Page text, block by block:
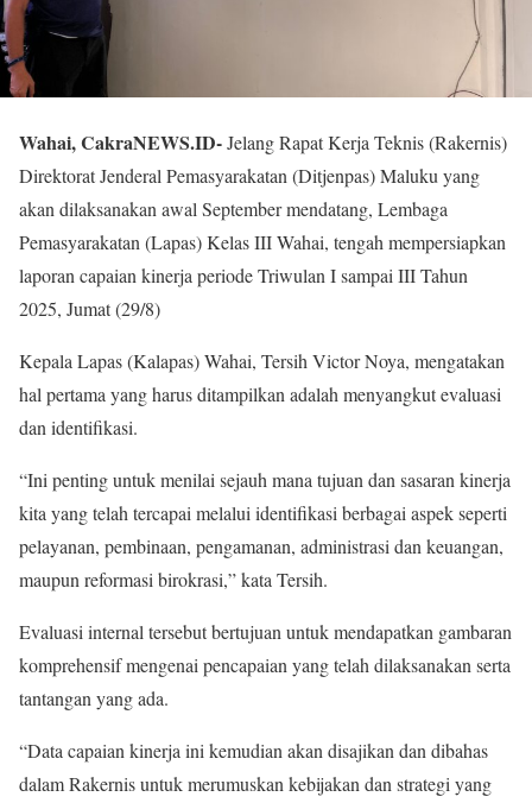
Wahai, CakraNEWS.ID-Jelang Rapat Kerja Teknis (Rakernis)
Direktorat Jenderal Pemasyarakatan (Ditjenpas) Maluku yang
akan dilaksanakan awal September mendatang, Lembaga
Pemasyarakatan (Lapas) Kelas III Wahai, tengah mempersiapkan
laporan capaian kinerja periode Triwulan I sampai III Tahun
2025, Jumat (29/8)
Kepala Lapas (Kalapas) Wahai, Tersih Victor Noya, mengatakan
hal pertama yang harus ditampilkan adalah menyangkut evaluasi
dan identifikasi.
“Ini penting untuk menilai sejauh mana tujuan dan sasaran kinerja
kita yang telah tercapai melalui identifikasi berbagai aspek seperti
pelayanan, pembinaan, pengamanan, administrasi dan keuangan,
maupun reformasi birokrasi,” kata Tersih.
Evaluasi internal tersebut bertujuan untuk mendapatkan gambaran
komprehensif mengenai pencapaian yang telah dilaksanakan serta
tantangan yang ada.
“Data capaian kinerja ini kemudian akan disajikan dan dibahas
dalam Rakernis untuk merumuskan kebijakan dan strategi yang